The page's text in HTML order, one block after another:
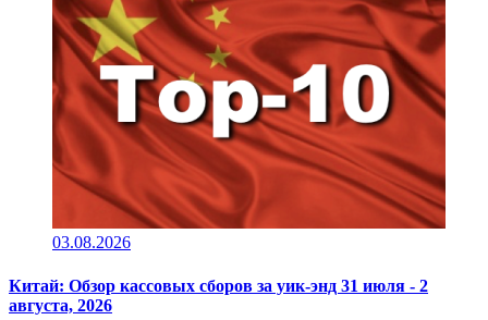
03.08.2026
Китай: Обзор кассовых сборов за уик-энд 31 июля - 2
августа, 2026